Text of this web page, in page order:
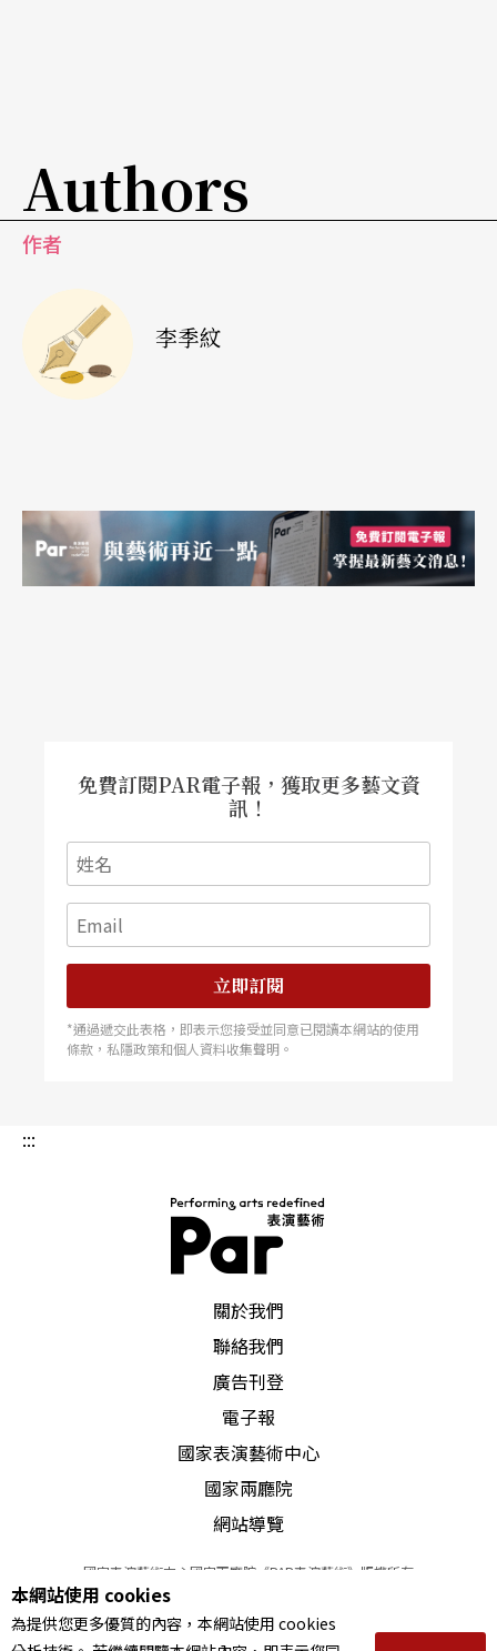
戰線上，為勞動人民服務。但當今農村面對的最大
問題不是政治上的，而是經濟上的，農村小戲近乎
當下地反映了這一點，比許多大劇種都迅速得多。
適用、發揮於當下的能量
農村小戲的經費、人才、資源，相較於大劇種匱
殺出一條生路來，總不可能每天「小放牛」，靠的
恐怕還是新編劇目了。例如，梁山燈戲《招女婿》
賄的新鄉長痛打了一頓；萊蕪梆子的《推媳婦》則
是由好不容易娶媳婦的農村大齡青年在推媳婦坐小
車回娘家時，以兩根竹竿表現出種種趣味。這些業
餘演出之所以受歡迎的原因，其一是有時事諷刺劇
（revue）的麻利，其二是在唱腔與表演風格上仍保
留了民俗的趣味。
廳（相當於台灣的文化中心）為基層單位負責統
的差異非常大，有些文化館必須以極少的資源運作
著，許多專業的農村小戲劇團也面臨解散或凋零的
危機。農村小戲漸漸轉為業餘者的戲劇，但這些業
餘演出可不是將異文化生吞活剝的「愛美劇」，由
於有深埋入鄉親們生活中的文化傳統，即便是業餘
演出也有一定水準。有一類的演員是因個人或劇團
因素已離開舞台，但面臨評獎與進京調演時，文化
館又會將其網羅回來演出。這類演員雖是業餘的身
往往會得到如雷掌聲，因為鄉親們仍視其為「角
兒」。另一類的業餘演員則是對演出有異常的熱
Authors
作者
李季紋
免費訂閱PAR電子報，獲取更多藝文資
訊！
立即訂閱
*通過遞交此表格，即表示您接受並同意已閱讀本網站的使用
條款，私隱政策和個人資料收集聲明。
:::
關於我們
聯絡我們
廣告刊登
電子報
國家表演藝術中心
國家兩廳院
網站導覽
國家表演藝術中心國家兩廳院《PAR表演藝術》版權所有
© 2022Performing arts redefined. All Rights Reserved
統一編號 Tax Id number 00973926
本網站使用 cookies
為提供您更多優質的內容，本網站使用 cookies